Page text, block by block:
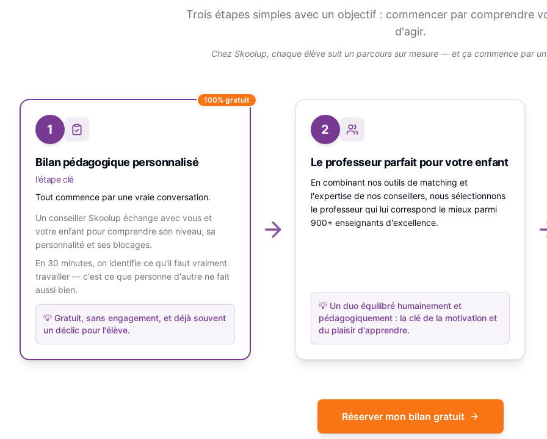
Trois étapes simples avec un objectif : commencer par comprendre
d'agir.
Chez Skoolup, chaque élève suit un parcours sur mesure — et ça commence par
100% gratuit
1
Bilan pédagogique personnalisé
l'étape clé
Tout commence par une vraie conversation.
Un conseiller Skoolup échange avec vous et
votre enfant pour comprendre son niveau, sa
personnalité et ses blocages.
En 30 minutes, on identifie ce qu'il faut vraiment
travailler — c'est ce que personne d'autre ne fait
aussi bien.
💡 Gratuit, sans engagement, et déjà souvent
un déclic pour l'élève.
2
Le professeur parfait pour votre enfant
En combinant nos outils de matching et
l'expertise de nos conseillers, nous sélectionnons
le professeur qui lui correspond le mieux parmi
900+ enseignants d'excellence.
💡 Un duo équilibré humainement et
pédagogiquement : la clé de la motivation et
du plaisir d'apprendre.
Réserver mon bilan gratuit